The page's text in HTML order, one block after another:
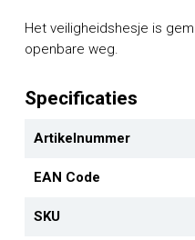
Het veiligheidshesje is
openbare weg.
Specificaties
Artikelnummer
EAN Code
SKU